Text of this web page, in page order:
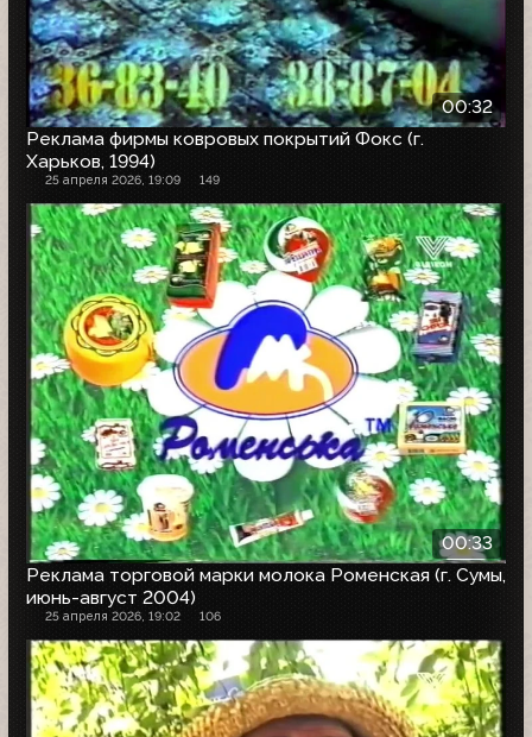
00:32
Реклама фирмы ковровых покрытий Фокс (г.
Харьков, 1994)
25 апреля 2026, 19:09 149
00:33
Реклама торговой марки молока Роменская (г. Сумы,
июнь-август 2004)
25 апреля 2026, 19:02 106